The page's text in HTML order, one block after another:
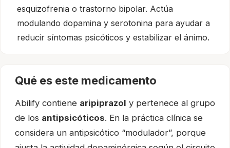
esquizofrenia o trastorno bipolar. Actúa
modulando dopamina y serotonina para ayudar a
reducir síntomas psicóticos y estabilizar el ánimo.
Qué es este medicamento
Abilify contiene aripiprazol y pertenece al grupo
de los antipsicóticos. En la práctica clínica se
considera un antipsicótico “modulador”, porque